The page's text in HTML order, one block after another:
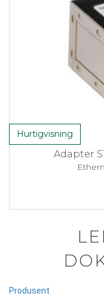
Hurtigvisning
Adapter
Produsent